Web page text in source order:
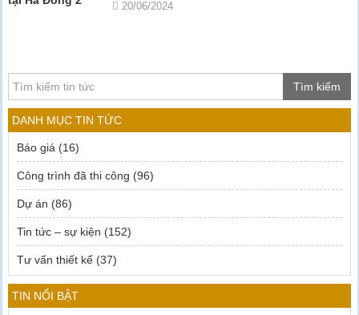
20/06/2024
Tìm kiếm
DANH MỤC TIN TỨC
Báo giá (16)
Công trình đã thi công (96)
Dự án (86)
Tin tức – sự kiện (152)
Tư vấn thiết kế (37)
TIN NỔI BẬT